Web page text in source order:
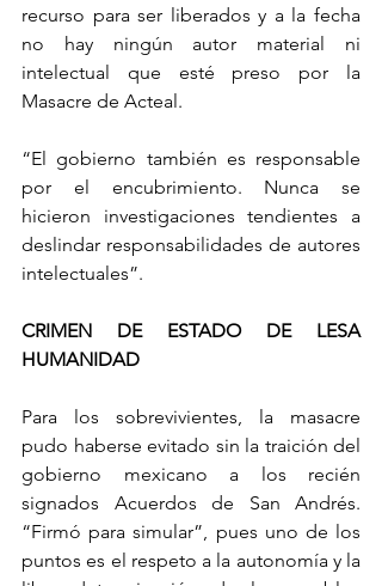
recurso para ser liberados y a la fecha
no hay ningún autor material ni
intelectual que esté preso por la
Masacre de Acteal.
“El gobierno también es responsable
por el encubrimiento. Nunca se
hicieron investigaciones tendientes a
deslindar responsabilidades de autores
intelectuales”.
CRIMEN DE ESTADO DE LESA
HUMANIDAD
Para los sobrevivientes, la masacre
pudo haberse evitado sin la traición del
gobierno mexicano a los recién
signados Acuerdos de San Andrés.
“Firmó para simular”, pues uno de los
puntos es el respeto a la autonomía y la